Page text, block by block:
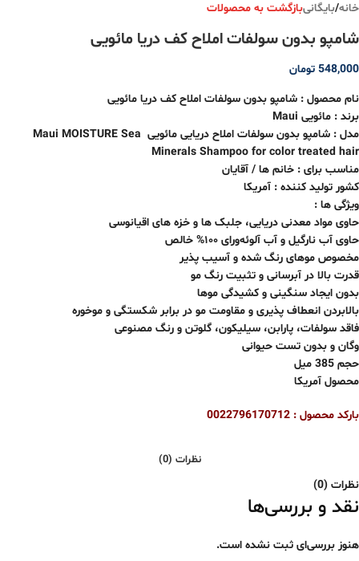
خانه/بایگانیبازگشت به محصولات
شامپو بدون سولفات املاح کف دریا مائویی
548,000 تومان
نام محصول : شامپو بدون سولفات املاح کف دریا مائویی
برند : مائویی Maui
مدل : شامپو بدون سولفات املاح دریایی مائویی Maui MOISTURE Sea
Minerals Shampoo for color treated hair
مناسب برای : خانم ها / آقایان
کشور تولید کننده : آمریکا
ویژگی ها :
حاوی مواد معدنی دریایی، جلبک ها و خزه های اقیانوسی
حاوی آب نارگیل و آب آلوئه‌ورای ۱۰۰% خالص
مخصوص موهای رنگ شده و آسیب پذیر
قدرت بالا در آبرسانی و تثبیت رنگ مو
بدون ایجاد سنگینی و کشیدگی موها
بالابردن انعطاف پذیری و مقاومت مو در برابر شکستگی و موخوره
فاقد سولفات، پارابن، سیلیکون، گلوتن و رنگ مصنوعی
وگان و بدون تست حیوانی
حجم 385 میل
محصول آمریکا
بارکد محصول : 0022796170712
نظرات (0)
نظرات (0)
نقد و بررسی‌ها
هنوز بررسی‌ای ثبت نشده است.